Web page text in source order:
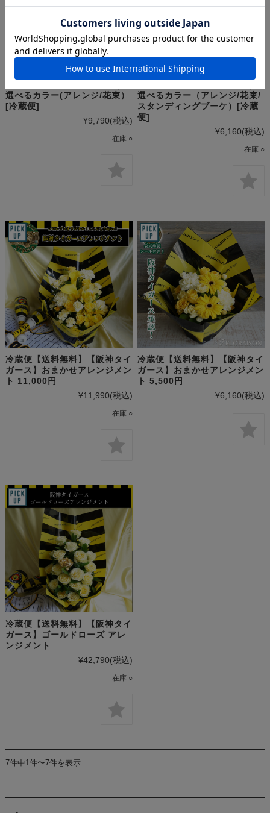
送料無料・即日発送【阪神タイ
選べるカラー(アレンジ/花束）
[冷蔵便]
¥9,790(税込)
在庫 ○
送料無料・即日発送【阪神タイ
選べるカラー（アレンジ/花束/
スタンディングブーケ）[冷蔵
便]
¥6,160(税込)
在庫 ○
冷蔵便【送料無料】【阪神タイ
ガース】おまかせアレンジメン
ト 11,000円
¥11,990(税込)
在庫 ○
冷蔵便【送料無料】【阪神タイ
ガース】おまかせアレンジメン
ト 5,500円
¥6,160(税込)
冷蔵便【送料無料】【阪神タイ
ガース】ゴールドローズ アレ
ンジメント
¥42,790(税込)
在庫 ○
7件中1件〜7件を表示